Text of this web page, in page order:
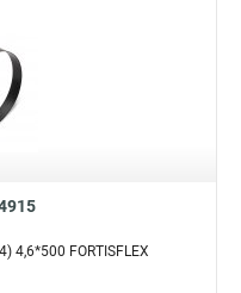
FORTISFLEX